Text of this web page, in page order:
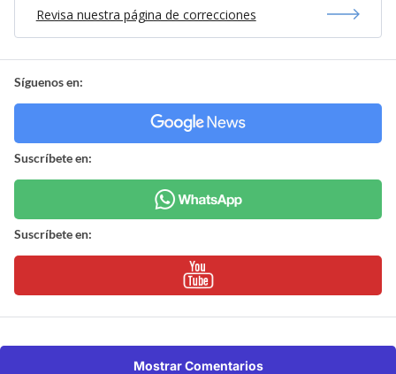
Revisa nuestra página de correcciones
Síguenos en:
Suscríbete en:
Suscríbete en:
Mostrar Comentarios